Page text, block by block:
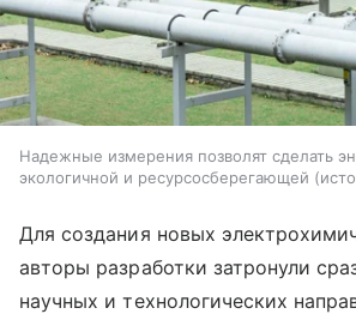
Надежные измерения позволят сделать
экологичной и ресурсосберегающей
Для создания новых
авторы разработки затронули
научных и технологических